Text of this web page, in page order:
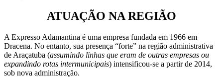
ATUAÇÃO NA REGIÃO
A Expresso Adamantina é uma empresa fundada em 1966 em
Dracena. No entanto, sua presença “forte” na região administrativa
de Araçatuba (assumindo linhas que eram de outras empresas ou
expandindo rotas intermunicipais) intensificou-se a partir de 2014,
sob nova administração.